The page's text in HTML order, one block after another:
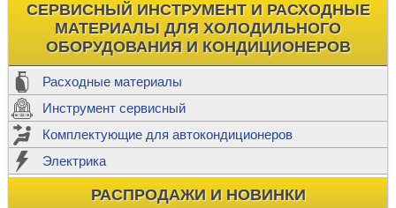
СЕРВИСНЫЙ ИНСТРУМЕНТ И РАСХОДНЫЕ
МАТЕРИАЛЫ ДЛЯ ХОЛОДИЛЬНОГО
ОБОРУДОВАНИЯ И КОНДИЦИОНЕРОВ
Расходные материалы
Инструмент сервисный
Комплектующие для автокондиционеров
Электрика
РАСПРОДАЖИ И НОВИНКИ